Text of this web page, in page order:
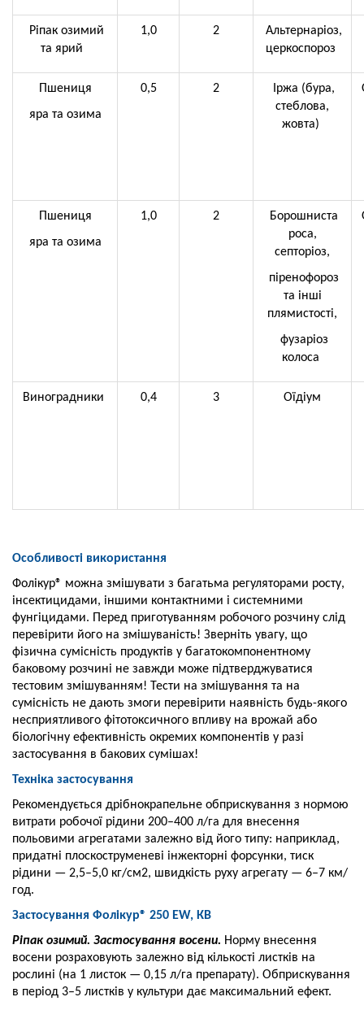
Ріпак озимий
та ярий
1,0 2
Альтернаріоз,
церкоспороз
Пшениця
яра та озима
0,5 2
Іржа (бура,
стеблова,
жовта)
Пшениця
яра та озима
1,0 2
Борошниста
роса,
септоріоз,
піренофороз
та інші
плямистості,
фузаріоз
колоса
Виноградники 0,4 3 Оїдіум
Особливості використання
Фолікур® можна змішувати з багатьма регуляторами росту,
інсектицидами, іншими контактними і системними
фунгіцидами. Перед приготуванням робочого розчину слід
перевірити його на змішуваність! Зверніть увагу, що
фізична сумісність продуктів у багатокомпонентному
баковому розчині не завжди може підтверджуватися
тестовим змішуванням! Тести на змішування та на
сумісність не дають змоги перевірити наявність будь-якого
несприятливого фітотоксичного впливу на врожай або
біологічну ефективність окремих компонентів у разі
застосування в бакових сумішах!
Техніка застосування
Рекомендується дрібнокрапельне обприскування з нормою
витрати робочої рідини 200–400 л/га для внесення
польовими агрегатами залежно від його типу: наприклад,
придатні плоскоструменеві інжекторні форсунки, тиск
рідини — 2,5–5,0 кг/см2, швидкість руху агрегату — 6–7 км/
год.
Застосування Фолікур® 250 EW, КВ
Ріпак озимий. Застосування восени. Норму внесення
восени розраховують залежно від кількості листків на
рослині (на 1 листок — 0,15 л/га препарату). Обприскування
в період 3–5 листків у культури дає максимальний ефект.